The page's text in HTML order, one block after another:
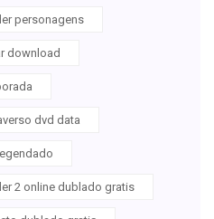
personagens
download
dvd data
2 online dublado gratis